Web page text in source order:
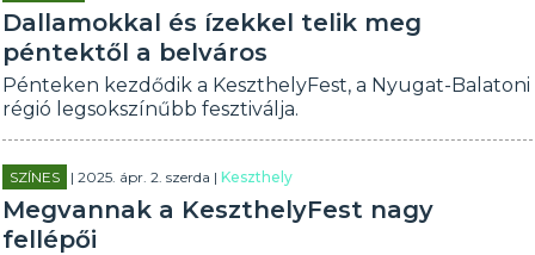
Dallamokkal és ízekkel telik meg
péntektől a belváros
Pénteken kezdődik a KeszthelyFest, a Nyugat-Balatoni
régió legsokszínűbb fesztiválja.
SZÍNES | 2025. ápr. 2. szerda |Keszthely
Megvannak a KeszthelyFest nagy
fellépői